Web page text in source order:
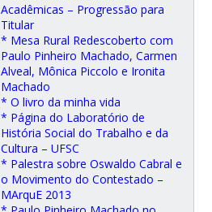
Acadêmicas – Progressão para
Titular
* Mesa Rural Redescoberto com
Paulo Pinheiro Machado, Carmen
Alveal, Mônica Piccolo e Ironita
Machado
* O livro da minha vida
* Página do Laboratório de
História Social do Trabalho e da
Cultura – UFSC
* Palestra sobre Oswaldo Cabral e
o Movimento do Contestado –
MArquE 2013